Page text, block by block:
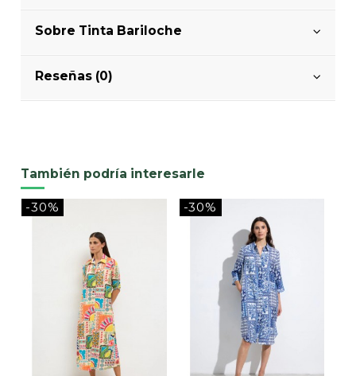
Sobre Tinta Bariloche
Reseñas (0)
También podría interesarle
-30% -30%